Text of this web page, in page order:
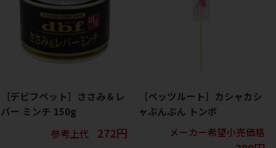
［デビフペット］ささみ＆レ
バー ミンチ 150g
参考上代
272円
［ペッツルート］カシャカシ
ャぶんぶん トンボ
メーカー希望小売価格